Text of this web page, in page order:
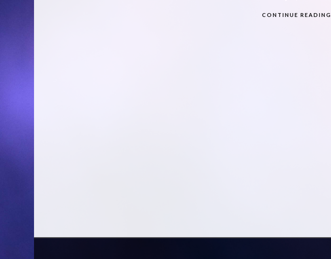
CONTINUE READING